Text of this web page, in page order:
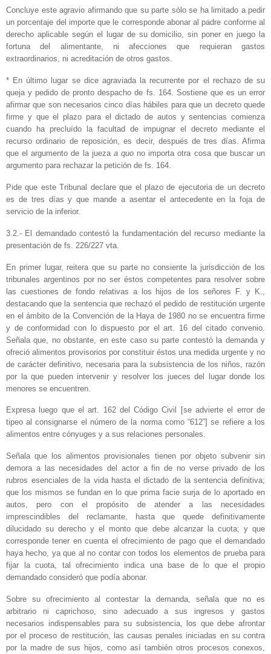
Concluye este agravio afirmando que su parte sólo se ha limitado a pedir
un porcentaje del importe que le corresponde abonar al padre conforme al
derecho aplicable según el lugar de su domicilio, sin poner en juego la
fortuna del alimentante, ni afecciones que requieran gastos
extraordinarios, ni acreditación de otros gastos.
* En último lugar se dice agraviada la recurrente por el rechazo de su
queja y pedido de pronto despacho de fs. 164. Sostiene que es un error
afirmar que son necesarios cinco días hábiles para que un decreto quede
firme y que el plazo para el dictado de autos y sentencias comienza
cuando ha precluído la facultad de impugnar el decreto mediante el
recurso ordinario de reposición, es decir, después de tres días. Afirma
que el argumento de la jueza a quo no importa otra cosa que buscar un
argumento para rechazar la petición de fs. 164.
Pide que este Tribunal declare que el plazo de ejecutoria de un decreto
es de tres días y que mande a asentar el antecedente en la foja de
servicio de la inferior.
3.2.- El demandado contestó la fundamentación del recurso mediante la
presentación de fs. 226/227 vta.
En primer lugar, reitera que su parte no consiente la jurisdicción de los
tribunales argentinos por no ser éstos competentes para resolver sobre
las cuestiones de fondo relativas a los hijos de los señores F. y K.,
destacando que la sentencia que rechazó el pedido de restitución urgente
en el ámbito de la Convención de la Haya de 1980 no se encuentra firme
y de conformidad con lo dispuesto por el art. 16 del citado convenio.
Señala que, no obstante, en este caso su parte contestó la demanda y
ofreció alimentos provisorios por constituir éstos una medida urgente y no
de carácter definitivo, necesaria para la subsistencia de los niños, razón
por la que pueden intervenir y resolver los jueces del lugar donde los
menores se encuentren.
Expresa luego que el art. 162 del Código Civil [se advierte el error de
tipeo al consignarse el número de la norma como “612”] se refiere a los
alimentos entre cónyuges y a sus relaciones personales.
Señala que los alimentos provisionales tienen por objeto subvenir sin
demora a las necesidades del actor a fin de no verse privado de los
rubros esenciales de la vida hasta el dictado de la sentencia definitiva;
que los mismos se fundan en lo que prima facie surja de lo aportado en
autos, pero con el propósito de atender a las necesidades
imprescindibles del reclamante, hasta que quede definitivamente
dilucidado su derecho y el monto que debe alcanzar la cuota; y que
corresponde tener en cuenta el ofrecimiento de pago que el demandado
haya hecho, ya que al no contar con todos los elementos de prueba para
fijar la cuota, tal ofrecimiento indica una base de lo que el propio
demandado consideró que podía abonar.
Sobre su ofrecimiento al contestar la demanda, señala que no es
arbitrario ni caprichoso, sino adecuado a sus ingresos y gastos
necesarios indispensables para su subsistencia, los que debe afrontar
por el proceso de restitución, las causas penales iniciadas en su contra
por la madre de sus hijos, como así también otros procesos conexos,